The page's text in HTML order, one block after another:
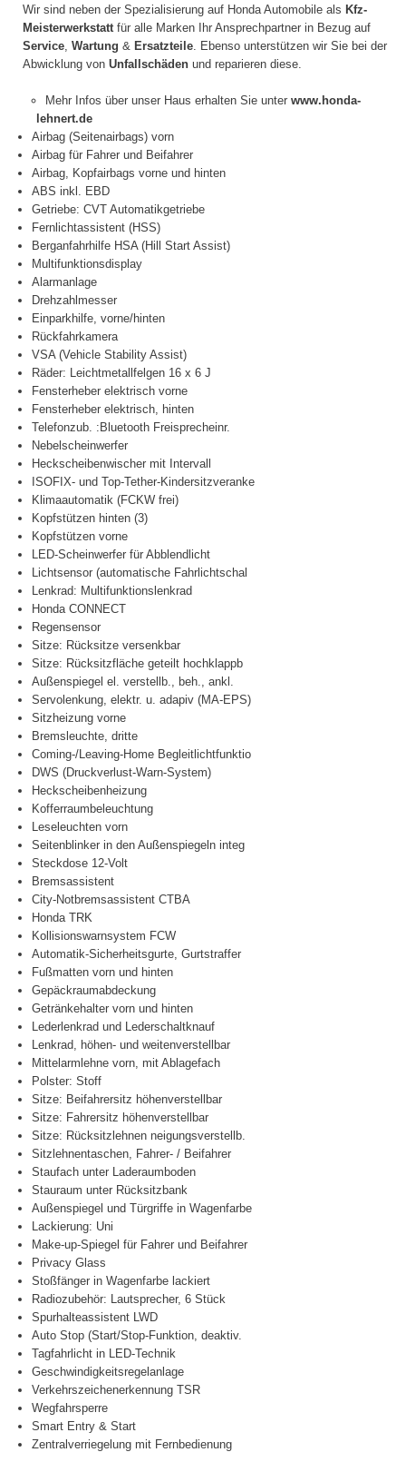
Wir sind neben der Spezialisierung auf Honda Automobile als Kfz-
Meisterwerkstattfür alle Marken Ihr Ansprechpartner in Bezug auf
Service, Wartung & Ersatzteile. Ebenso unterstützen wir Sie bei der
Abwicklung von Unfallschäden und reparieren diese.
Mehr Infos über unser Haus erhalten Sie unter www.honda-
lehnert.de
Airbag (Seitenairbags) vorn
Airbag für Fahrer und Beifahrer
Airbag, Kopfairbags vorne und hinten
ABS inkl. EBD
Getriebe: CVT Automatikgetriebe
Fernlichtassistent (HSS)
Berganfahrhilfe HSA (Hill Start Assist)
Multifunktionsdisplay
Alarmanlage
Drehzahlmesser
Einparkhilfe, vorne/hinten
Rückfahrkamera
VSA (Vehicle Stability Assist)
Räder: Leichtmetallfelgen 16 x 6 J
Fensterheber elektrisch vorne
Fensterheber elektrisch, hinten
Telefonzub. :Bluetooth Freisprecheinr.
Nebelscheinwerfer
Heckscheibenwischer mit Intervall
ISOFIX- und Top-Tether-Kindersitzveranke
Klimaautomatik (FCKW frei)
Kopfstützen hinten (3)
Kopfstützen vorne
LED-Scheinwerfer für Abblendlicht
Lichtsensor (automatische Fahrlichtschal
Lenkrad: Multifunktionslenkrad
Honda CONNECT
Regensensor
Sitze: Rücksitze versenkbar
Sitze: Rücksitzfläche geteilt hochklappb
Außenspiegel el. verstellb., beh., ankl.
Servolenkung, elektr. u. adapiv (MA-EPS)
Sitzheizung vorne
Bremsleuchte, dritte
Coming-/Leaving-Home Begleitlichtfunktio
DWS (Druckverlust-Warn-System)
Heckscheibenheizung
Kofferraumbeleuchtung
Leseleuchten vorn
Seitenblinker in den Außenspiegeln integ
Steckdose 12-Volt
Bremsassistent
City-Notbremsassistent CTBA
Honda TRK
Kollisionswarnsystem FCW
Automatik-Sicherheitsgurte, Gurtstraffer
Fußmatten vorn und hinten
Gepäckraumabdeckung
Getränkehalter vorn und hinten
Lederlenkrad und Lederschaltknauf
Lenkrad, höhen- und weitenverstellbar
Mittelarmlehne vorn, mit Ablagefach
Polster: Stoff
Sitze: Beifahrersitz höhenverstellbar
Sitze: Fahrersitz höhenverstellbar
Sitze: Rücksitzlehnen neigungsverstellb.
Sitzlehnentaschen, Fahrer- / Beifahrer
Staufach unter Laderaumboden
Stauraum unter Rücksitzbank
Außenspiegel und Türgriffe in Wagenfarbe
Lackierung: Uni
Make-up-Spiegel für Fahrer und Beifahrer
Privacy Glass
Stoßfänger in Wagenfarbe lackiert
Radiozubehör: Lautsprecher, 6 Stück
Spurhalteassistent LWD
Auto Stop (Start/Stop-Funktion, deaktiv.
Tagfahrlicht in LED-Technik
Geschwindigkeitsregelanlage
Verkehrszeichenerkennung TSR
Wegfahrsperre
Smart Entry & Start
Zentralverriegelung mit Fernbedienung